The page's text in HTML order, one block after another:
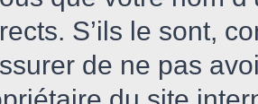
S’ils le sont,
de ne pas